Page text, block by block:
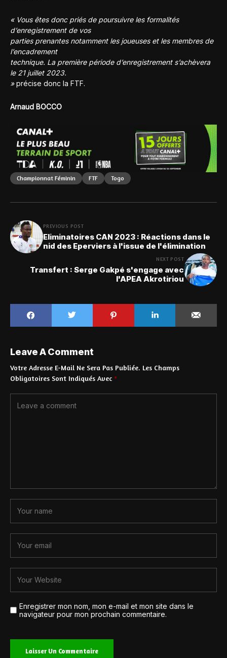
« Vous êtes donc priés de poursuivre les formalités
d’enregistrement de vos
parties prenantes notamment les joueuses et les membres de
l’encadrement
technique. La première période d’enregistrement s’achèvera
le 21 juillet 2023.
»précise donc la FTF.
Arnaud BOCCO
Championnat Féminin FTF Togo
PREVIOUS POST
Eliminatoires CAN 2023 : Réactions dans le
nid des Eperviers à l'issue de l'élimination
NEXT POST
Transfert : Serge Gakpé s'engage avec
l'APEA Akrotiriou
Leave A Comment
Votre Adresse E-Mail Ne Sera Pas Publiée. Les Champs
Obligatoires Sont Indiqués Avec *
Enregistrer mon nom, mon e-mail et mon site dans le
navigateur pour mon prochain commentaire.